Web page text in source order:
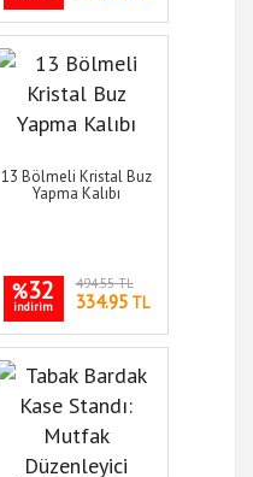
13 Bölmeli Kristal Buz
Yapma Kalıbı
%32
indirim
494.55 TL
334.95TL